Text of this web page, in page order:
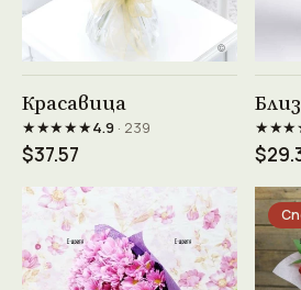
Красавица
★★★★★4.9· 239
$37.57